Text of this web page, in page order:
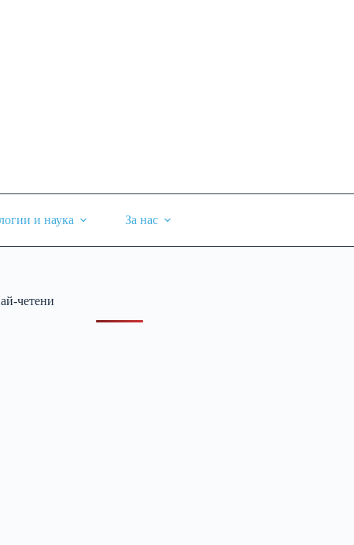
и наука За нас
четени